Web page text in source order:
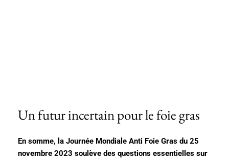
Un futur incertain pour le foie gras
En somme, la Journée Mondiale Anti Foie Gras du 25
novembre 2023 soulève des questions essentielles sur